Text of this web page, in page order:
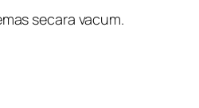
secara vacum.